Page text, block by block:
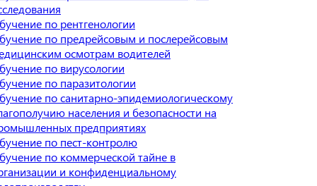
по рентгенологии
по предрейсовым и послерейсовым
осмотрам водителей
по вирусологии
по паразитологии
по санитарно-эпидемиологическому
населения и безопасности на
предприятиях
по пест-контролю
по коммерческой тайне в
и конфиденциальному